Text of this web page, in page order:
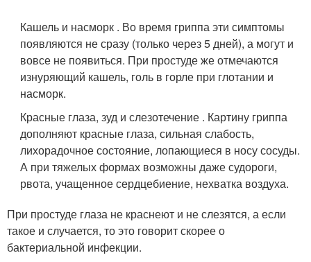
Кашель и насморк . Во время гриппа эти симптомы
появляются не сразу (только через 5 дней), а могут и
вовсе не появиться. При простуде же отмечаются
изнуряющий кашель, голь в горле при глотании и
насморк.
Красные глаза, зуд и слезотечение . Картину гриппа
дополняют красные глаза, сильная слабость,
лихорадочное состояние, лопающиеся в носу сосуды.
А при тяжелых формах возможны даже судороги,
рвота, учащенное сердцебиение, нехватка воздуха.
При простуде глаза не краснеют и не слезятся, а если
такое и случается, то это говорит скорее о
бактериальной инфекции.